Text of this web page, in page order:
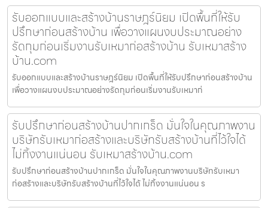
รับออกแบบและสร้างบ้านราษฎร์นิยม เปิดพื้นที่ให้รับ
ปรึกษาก่อนสร้างบ้าน เพื่อวางแผนงบประมาณอย่าง
รัดกุมก่อนเริ่มงานรับเหมาก่อสร้างบ้าน รับเหมาสร้าง
บ้าน.com
รับออกแบบและสร้างบ้านราษฎร์นิยม เปิดพื้นที่ให้รับปรึกษาก่อนสร้างบ้าน
เพื่อวางแผนงบประมาณอย่างรัดกุมก่อนเริ่มงานรับเหมาก่
รับปรึกษาก่อนสร้างบ้านปากเกร็ด มั่นใจในคุณภาพงาน
บริษัทรับเหมาก่อสร้างและบริษัทรับสร้างบ้านที่ไว้ใจได้
ไม่ทิ้งงานแน่นอน รับเหมาสร้างบ้าน.com
รับปรึกษาก่อนสร้างบ้านปากเกร็ด มั่นใจในคุณภาพงานบริษัทรับเหมา
ก่อสร้างและบริษัทรับสร้างบ้านที่ไว้ใจได้ ไม่ทิ้งงานแน่นอน ร